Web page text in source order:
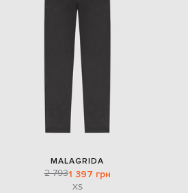
MALAGRIDA
2 7931 397 грн
XS